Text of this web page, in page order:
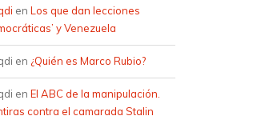
en Los que dan lecciones
y Venezuela
en ¿Quién es Marco Rubio?
en El ABC de la manipulación.
contra el camarada Stalin